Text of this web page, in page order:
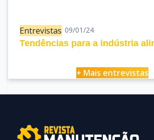
Entrevistas 09/01/24
Tendências para a indústria
+ Mais entrevistas